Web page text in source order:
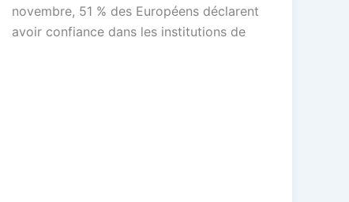
novembre, 51 % des Européens déclarent
avoir confiance dans les institutions de